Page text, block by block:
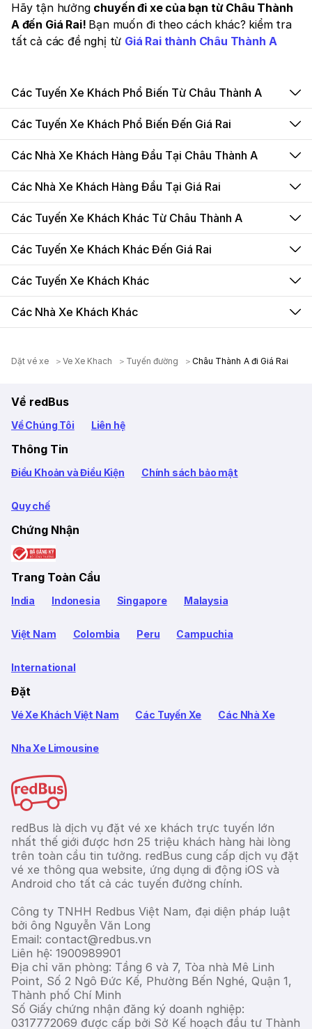
Hãy tận hưởng chuyến đi xe của bạn từ Châu Thành
A đến Giá Rai! Bạn muốn đi theo cách khác? kiểm tra
tất cả các đề nghị từ Giá Rai thành Châu Thành A
Các Tuyến Xe Khách Phổ Biến Từ Châu Thành A
Các Tuyến Xe Khách Phổ Biến Đến Giá Rai
Các Nhà Xe Khách Hàng Đầu Tại Châu Thành A
Các Nhà Xe Khách Hàng Đầu Tại Giá Rai
Các Tuyến Xe Khách Khác Từ Châu Thành A
Các Tuyến Xe Khách Khác Đến Giá Rai
Các Tuyến Xe Khách Khác
Các Nhà Xe Khách Khác
Dặt vé xe Ve Xe Khach Tuyến đường Châu Thành A đi Giá Rai
Về redBus
Về Chúng Tôi Liên hệ
Thông Tin
Điều Khoản và Điều Kiện Chính sách bảo mật
Quy chế
Chứng Nhận
Trang Toàn Cầu
India Indonesia Singapore Malaysia
Việt Nam Colombia Peru Campuchia
International
Đặt
Vé Xe Khách Việt Nam Các Tuyến Xe Các Nhà Xe
Nha Xe Limousine
redBus là dịch vụ đặt vé xe khách trực tuyến lớn
nhất thế giới được hơn 25 triệu khách hàng hài lòng
trên toàn cầu tin tưởng. redBus cung cấp dịch vụ đặt
vé xe thông qua website, ứng dụng di động iOS và
Android cho tất cả các tuyến đường chính.
Công ty TNHH Redbus Việt Nam, đại diện pháp luật
bởi ông Nguyễn Văn Long
Email: contact@redbus.vn
Liên hệ: 1900989901
Địa chỉ văn phòng: Tầng 6 và 7, Tòa nhà Mê Linh
Point, Số 2 Ngô Đức Kế, Phường Bến Nghé, Quận 1,
Thành phố Chí Minh
Số Giấy chứng nhận đăng ký doanh nghiệp:
0317772069 được cấp bởi Sở Kế hoạch đầu tư Thành